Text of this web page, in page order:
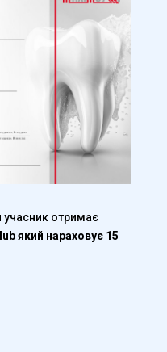
отримає
який нараховує 15